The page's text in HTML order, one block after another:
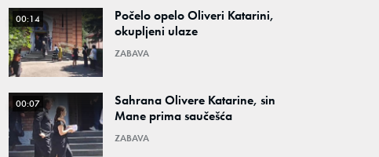
00:14
Počelo opelo Oliveri Katarini,
okupljeni ulaze
ZABAVA
00:07
Sahrana Olivere Katarine, sin
Mane prima saučešća
ZABAVA